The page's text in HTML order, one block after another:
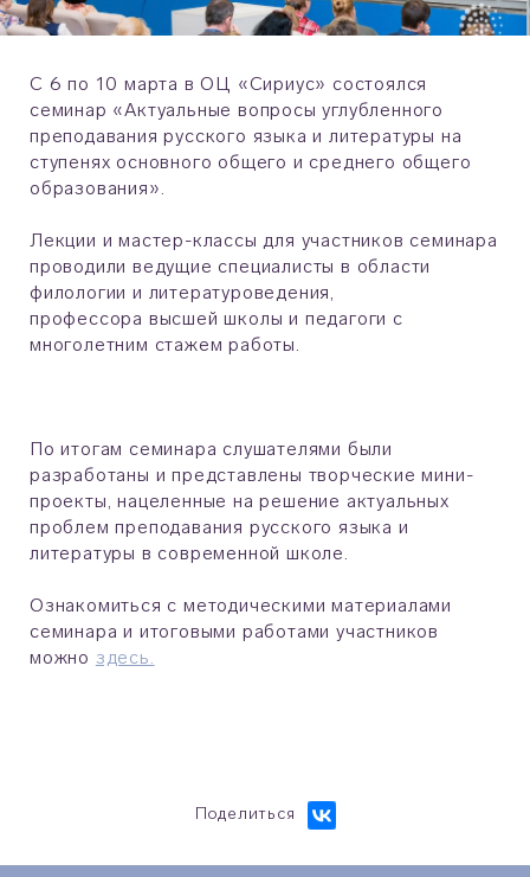
С 6 по 10 марта в ОЦ «Сириус» состоялся
семинар «Актуальные вопросы углубленного
преподавания русского языка и литературы на
ступенях основного общего и среднего общего
образования».
Лекции и мастер-классы для участников семинара
проводили ведущие специалисты в области
филологии и литературоведения,
профессора высшей школы и педагоги с
многолетним стажем работы.
По итогам семинара слушателями были
разработаны и представлены творческие мини-
проекты, нацеленные на решение актуальных
проблем преподавания русского языка и
литературы в современной школе.
Ознакомиться с методическими материалами
семинара и итоговыми работами участников
можно здесь.
Поделиться